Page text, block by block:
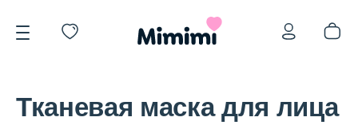
Тканевая маска для лица